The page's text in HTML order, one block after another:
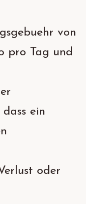
von
pro Tag und
ein
oder